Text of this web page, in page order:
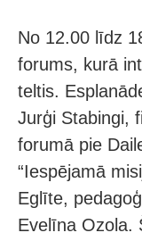
No 12.00 līdz
forums, kurā
teltis.
Jurģi Stabingi,
forumā pie
“Iespējamā
Eglīte,
Evelīna Ozola.